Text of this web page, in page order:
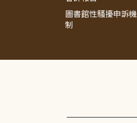
圖書館性騷擾申訴機
制